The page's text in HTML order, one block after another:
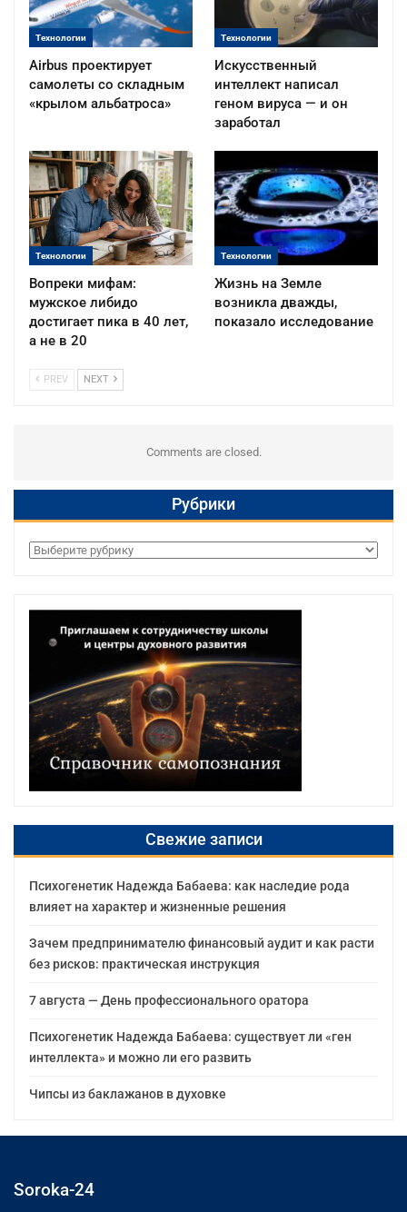
Технологии
Airbus проектирует
самолеты со складным
«крылом альбатроса»
Технологии
Искусственный
интеллект написал
геном вируса — и он
заработал
Технологии
Вопреки мифам:
мужское либидо
достигает пика в 40 лет,
а не в 20
Технологии
Жизнь на Земле
возникла дважды,
показало исследование
PREV NEXT
Comments are closed.
Рубрики
Рубрики
Свежие записи
Психогенетик Надежда Бабаева: как наследие рода
влияет на характер и жизненные решения
Зачем предпринимателю финансовый аудит и как расти
без рисков: практическая инструкция
7 августа — День профессионального оратора
Психогенетик Надежда Бабаева: существует ли «ген
интеллекта» и можно ли его развить
Чипсы из баклажанов в духовке
Soroka-24